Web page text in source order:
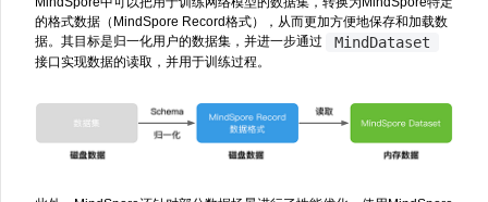
的格式数据（MindSpore Record格式），从而更加方便地保存和加载数
据。其目标是归一化用户的数据集，并进一步通过
MindDataset
接口实现数据的读取，并用于训练过程。